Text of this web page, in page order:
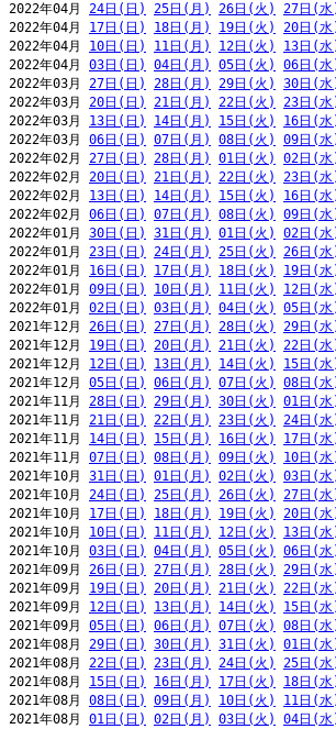
2022年04月 24日(日) 25日(月) 26日(火) 27日(水
2022年04月 17日(日) 18日(月) 19日(火) 20日(水
2022年04月 10日(日) 11日(月) 12日(火) 13日(水
2022年04月 03日(日) 04日(月) 05日(火) 06日(水
2022年03月 27日(日) 28日(月) 29日(火) 30日(水
2022年03月 20日(日) 21日(月) 22日(火) 23日(水
2022年03月 13日(日) 14日(月) 15日(火) 16日(水
2022年03月 06日(日) 07日(月) 08日(火) 09日(水
2022年02月 27日(日) 28日(月) 01日(火) 02日(水
2022年02月 20日(日) 21日(月) 22日(火) 23日(水
2022年02月 13日(日) 14日(月) 15日(火) 16日(水
2022年02月 06日(日) 07日(月) 08日(火) 09日(水
2022年01月 30日(日) 31日(月) 01日(火) 02日(水
2022年01月 23日(日) 24日(月) 25日(火) 26日(水
2022年01月 16日(日) 17日(月) 18日(火) 19日(水
2022年01月 09日(日) 10日(月) 11日(火) 12日(水
2022年01月 02日(日) 03日(月) 04日(火) 05日(水
2021年12月 26日(日) 27日(月) 28日(火) 29日(水
2021年12月 19日(日) 20日(月) 21日(火) 22日(水
2021年12月 12日(日) 13日(月) 14日(火) 15日(水
2021年12月 05日(日) 06日(月) 07日(火) 08日(水
2021年11月 28日(日) 29日(月) 30日(火) 01日(水
2021年11月 21日(日) 22日(月) 23日(火) 24日(水
2021年11月 14日(日) 15日(月) 16日(火) 17日(水
2021年11月 07日(日) 08日(月) 09日(火) 10日(水
2021年10月 31日(日) 01日(月) 02日(火) 03日(水
2021年10月 24日(日) 25日(月) 26日(火) 27日(水
2021年10月 17日(日) 18日(月) 19日(火) 20日(水
2021年10月 10日(日) 11日(月) 12日(火) 13日(水
2021年10月 03日(日) 04日(月) 05日(火) 06日(水
2021年09月 26日(日) 27日(月) 28日(火) 29日(水
2021年09月 19日(日) 20日(月) 21日(火) 22日(水
2021年09月 12日(日) 13日(月) 14日(火) 15日(水
2021年09月 05日(日) 06日(月) 07日(火) 08日(水
2021年08月 29日(日) 30日(月) 31日(火) 01日(水
2021年08月 22日(日) 23日(月) 24日(火) 25日(水
2021年08月 15日(日) 16日(月) 17日(火) 18日(水
2021年08月 08日(日) 09日(月) 10日(火) 11日(水
2021年08月 01日(日) 02日(月) 03日(火) 04日(水